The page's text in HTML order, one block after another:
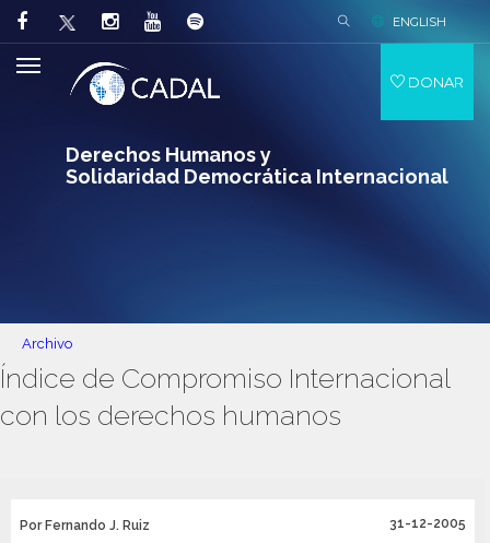
Derechos Humanos y
Solidaridad Democrática Internacional
ENGLISH
DONAR
Archivo
Índice de Compromiso Internacional
con los derechos humanos
Por Fernando J. Ruiz 31-12-2005